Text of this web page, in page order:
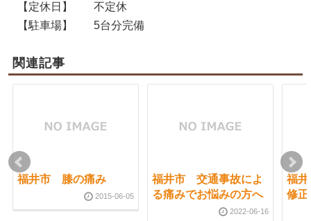
【定休日】
不定休
【駐車場】
5台分完備
関連記事
福井市 膝の痛み
2015-06-05
福井市 交通事故によ
る痛みでお悩みの方へ
2022-06-16
福
修正